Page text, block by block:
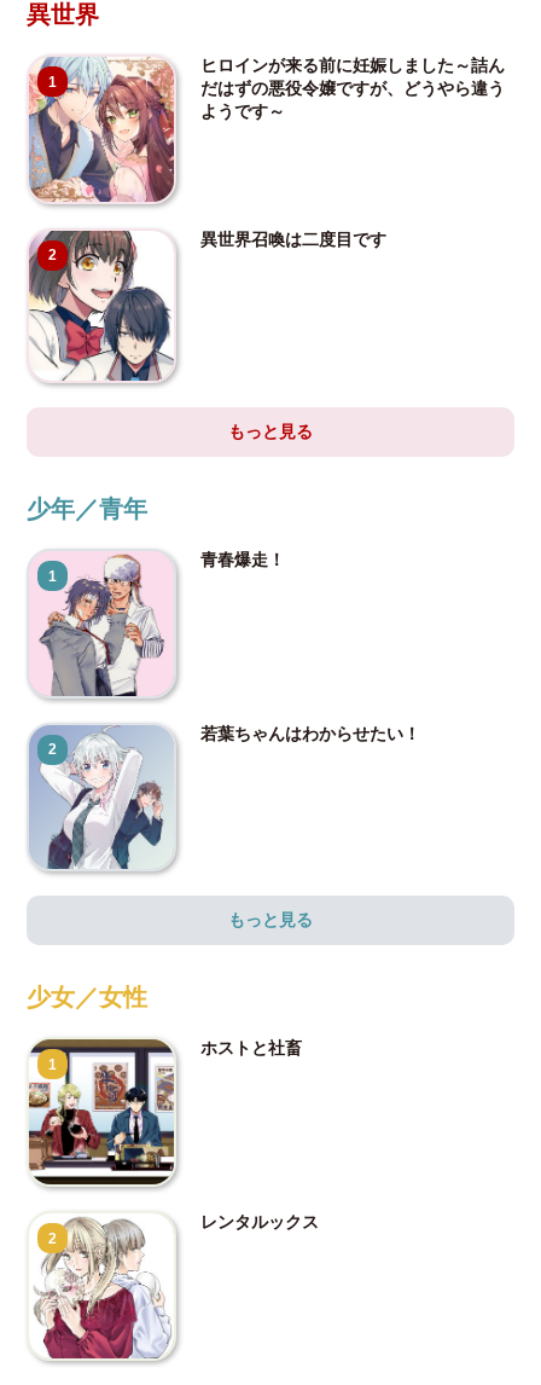
異世界
1
ヒロインが来る前に妊娠しました～詰ん
だはずの悪役令嬢ですが、どうやら違う
ようです～
2
異世界召喚は二度目です
もっと見る
少年／青年
1
青春爆走！
2
若葉ちゃんはわからせたい！
もっと見る
少女／女性
1
ホストと社畜
2
レンタルックス